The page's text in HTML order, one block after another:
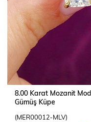
8.00 Karat Mozanit
Gümüş Küpe
(MER00012-MLV)